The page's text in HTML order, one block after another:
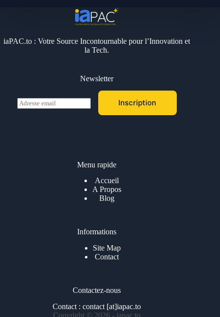
iaPAC.to : Votre Source Incontournable pour l’Innovation et
la Tech.
Newsletter
E
m
Inscription
Menu rapide
Accueil
A Propos
Blog
Informations
Site Map
Contact
Contactez-nous
Contact : contact [at]iapac.to
Copyright © 2026 - iapac.to